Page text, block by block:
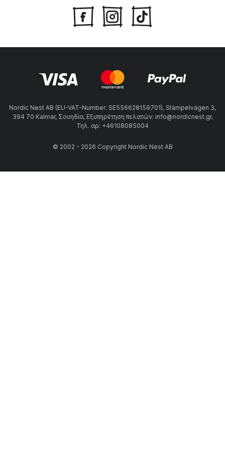
Nordic Nest AB (EU-VAT-Number: SE556628159701), Stämpelvägen 3,
394 70 Kalmar, Σουηδία, Εξυπηρέτηση πελατών: info@nordicnest.gr,
Τηλ. αρ: +46108085004
© 2002 - 2026 Copyright Nordic Nest AB